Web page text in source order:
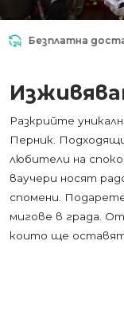
Безплатна
Разкрийте
Перник.
любители на
ваучери носят
спомени.
мигове в града.
които ще